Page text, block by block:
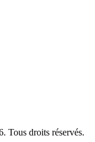
Tous droits réservés.